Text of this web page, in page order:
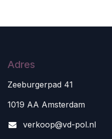
Adres
Zeeburgerpad 41
1019 AA Amsterdam
verkoop@vd-pol.nl